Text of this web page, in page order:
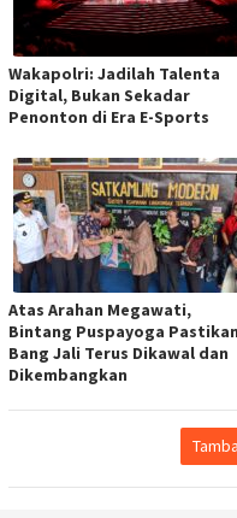
Wakapolri: Jadilah Talenta
Digital, Bukan Sekadar
Penonton di Era E-Sports
Atas Arahan Megawati,
Bintang Puspayoga Pastikan
Bang Jali Terus Dikawal dan
Dikembangkan